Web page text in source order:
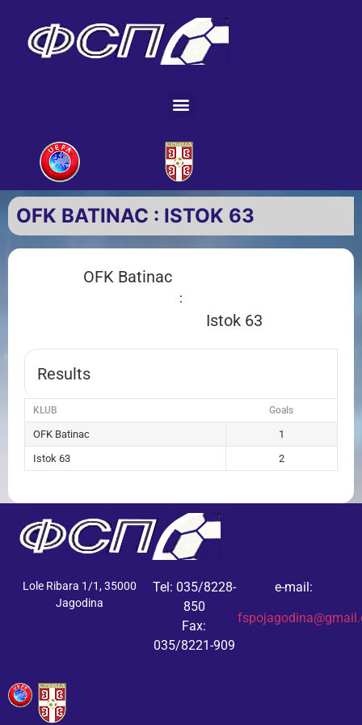
OFK BATINAC : ISTOK 63
OFK Batinac
:
Istok 63
Results
KLUB Goals
OFK Batinac
1
Istok 63
2
Lole Ribara 1/1, 35000
Jagodina
Tel: 035/8228-
850
Fax:
035/8221-909
e-mail: